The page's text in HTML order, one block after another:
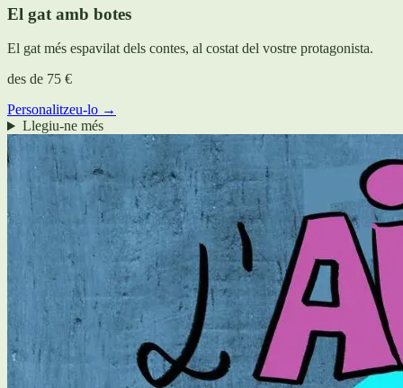
El gat amb botes
El gat més espavilat dels contes, al costat del vostre protagonista.
des de 75 €
Personalitzeu-lo →
Llegiu-ne més